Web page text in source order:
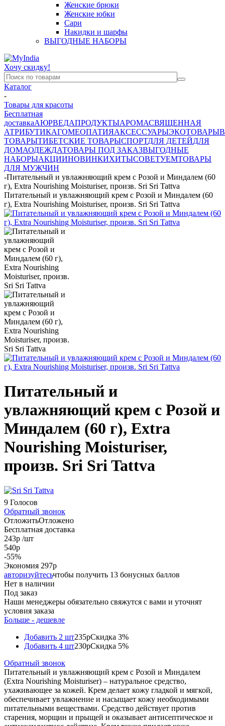
Женские брюки
Женские юбки
Сари
Накидки и шарфы
ВЫГОДНЫЕ НАБОРЫ
Хочу скидку!
Каталог
-
Товары для красоты
Бесплатная
доставкаАЮРВЕДАПРОДУКТЫАРОМАСВЯЩЕННАЯ
АТРИБУТИКАГОМЕОПАТИЯАКСЕССУАРЫЭКОТОВАРЫ
ТОВАРЫТИБЕТСКИЕ ТОВАРЫСПОРТДЛЯ ДЕТЕЙДЛЯ
ДОМАОДЕЖДАТОВАРЫ ПОД ЗАКАЗВЫГОДНЫЕ
НАБОРЫАКЦИИНОВИНКИХИТЫСОВЕТУЕМТОВАРЫ
ДЛЯ МУЖЧИН
-Питательный и увлажняющий крем с Розой и Миндалем (60
г), Extra Nourishing Moisturiser, произв. Sri Sri Tattva
Питательный и увлажняющий крем с Розой и Миндалем (60
г), Extra Nourishing Moisturiser, произв. Sri Sri Tattva
Питательный и
увлажняющий крем с Розой и
Миндалем (60 г), Extra
Nourishing Moisturiser,
произв. Sri Sri Tattva
9 Голосов
Обратный звонок
ОтложитьОтложено
Бесплатная доставка
243р /шт
540р
-55%
Экономия 297р
авторизуйтесьчтобы получить 13 бонусных баллов
Нет в наличии
Под заказ
Наши менеджеры обязательно свяжутся с вами и уточнят
условия заказа
Больше - дешевле
Добавить 2 шт235рСкидка 3%
Добавить 4 шт230рСкидка 5%
Обратный звонок
Питательный и увлажняющий крем с Розой и Миндалем
(Extra Nourishing Moisturiser) – натуральное средство,
ухаживающее за кожей. Крем делает кожу гладкой и мягкой,
обеспечивает увлажнение и насыщает кожу необходимыми
питательными веществами. Средство действует против
старения, морщин и прыщей и оказывает антисептическое и